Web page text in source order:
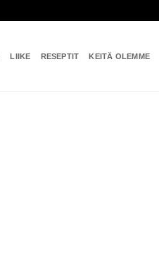
LIIKE RESEPTIT KEITÄ OLEMME